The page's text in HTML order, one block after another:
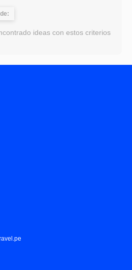
ideas con estos criterios